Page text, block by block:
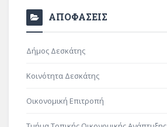
ΑΠΟΦΑΣΕΙΣ
Δήμος Δεσκάτης
Κοινότητα Δεσκάτης
Οικονομική Επιτροπή